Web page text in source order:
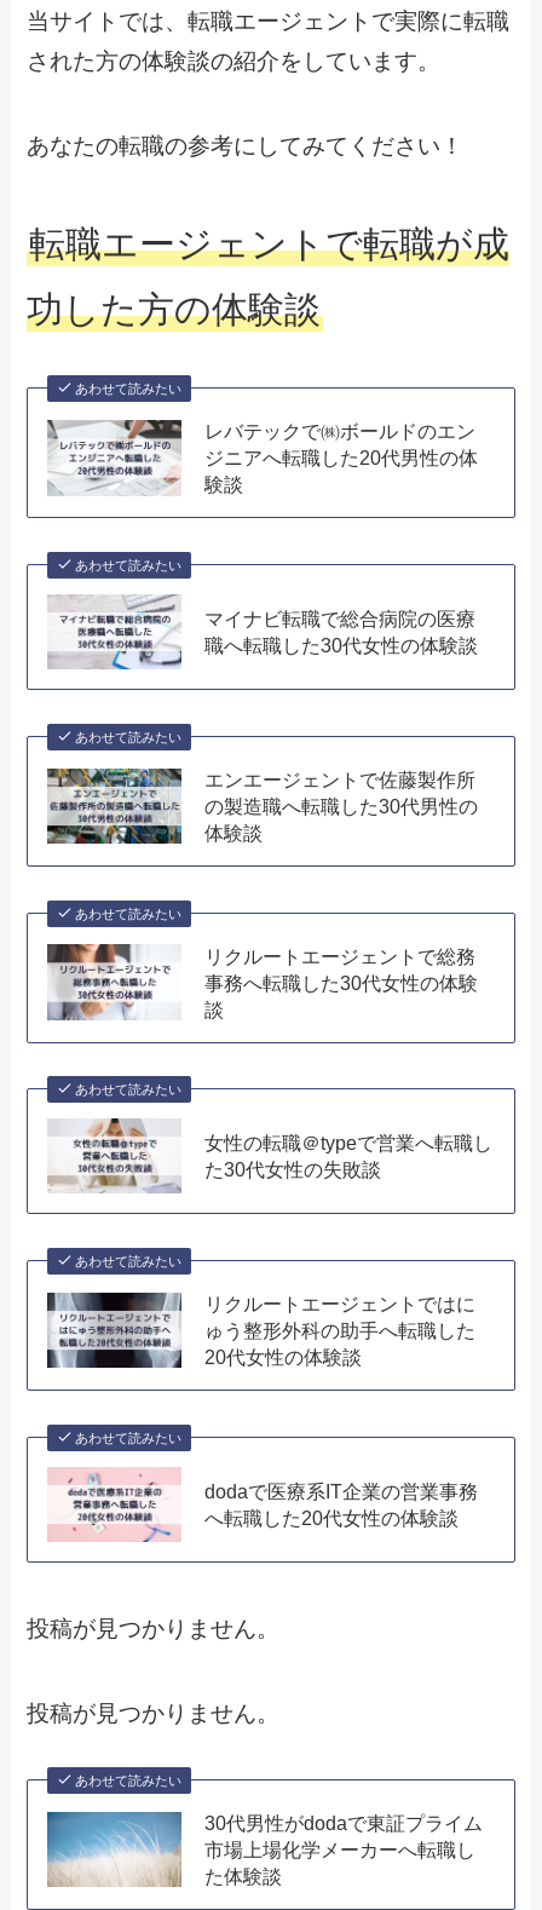
当サイトでは、転職エージェントで実際に転職
された方の体験談の紹介をしています。
あなたの転職の参考にしてみてください！
転職エージェントで転職が成
功した方の体験談
あわせて読みたい
レバテックで㈱ボールドのエン
ジニアへ転職した20代男性の体
験談
あわせて読みたい
マイナビ転職で総合病院の医療
職へ転職した30代女性の体験談
あわせて読みたい
エンエージェントで佐藤製作所
の製造職へ転職した30代男性の
体験談
あわせて読みたい
リクルートエージェントで総務
事務へ転職した30代女性の体験
談
あわせて読みたい
女性の転職＠typeで営業へ転職し
た30代女性の失敗談
あわせて読みたい
リクルートエージェントではに
ゅう整形外科の助手へ転職した
20代女性の体験談
あわせて読みたい
dodaで医療系IT企業の営業事務
へ転職した20代女性の体験談
投稿が見つかりません。
投稿が見つかりません。
あわせて読みたい
30代男性がdodaで東証プライム
市場上場化学メーカーへ転職し
た体験談